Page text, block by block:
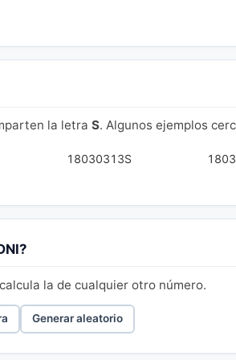
la letra S. Algunos ejemplos
18030313S
la de cualquier otro número.
Generar aleatorio